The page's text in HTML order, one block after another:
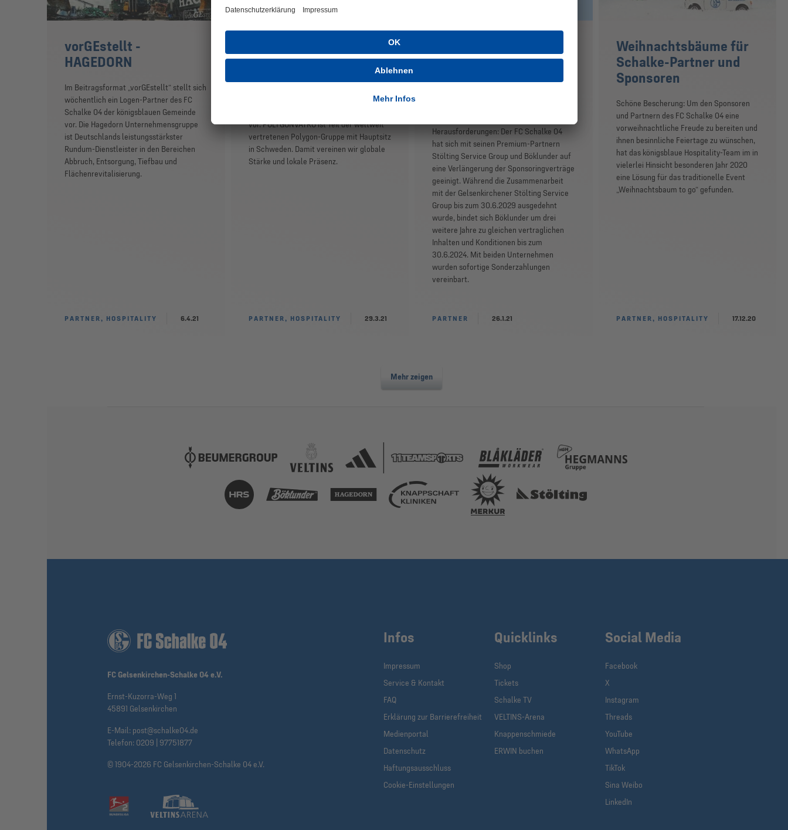
vorGEstellt -
HAGEDORN
Im Beitragsformat „vorGEstellt“ stellt sich
wöchentlich ein Logen-Partner des FC
Schalke 04 der königsblauen Gemeinde
vor. Die Hagedorn Unternehmensgruppe
ist Deutschlands leistungsstärkster
Rundum-Dienstleister in den Bereichen
Abbruch, Entsorgung, Tiefbau und
Flächenrevitalisierung.
PARTNER, HOSPITALITY 6.4.21
POLYGONVATRO GmbH
wöchentlich ein Logen-Partner des FC
vor. POLYGONVATRO ist Teil der weltweit
vertretenen Polygon-Gruppe mit Hauptsitz
in Schweden. Damit vereinen wir globale
Stärke und lokale Präsenz.
PARTNER, HOSPITALITY 29.3.21
Verträge mit Stölting
Herausforderungen: Der FC Schalke 04
hat sich mit seinen Premium-Partnern
Stölting Service Group und Böklunder auf
eine Verlängerung der Sponsoringverträge
geeinigt. Während die Zusammenarbeit
mit der Gelsenkirchener Stölting Service
Group bis zum 30.6.2029 ausgedehnt
wurde, bindet sich Böklunder um drei
weitere Jahre zu gleichen vertraglichen
Inhalten und Konditionen bis zum
30.6.2024. Mit beiden Unternehmen
wurden sofortige Sonderzahlungen
vereinbart.
PARTNER 26.1.21
Weihnachtsbäume für
Schalke-Partner und
Sponsoren
Schöne Bescherung: Um den Sponsoren
und Partnern des FC Schalke 04 eine
vorweihnachtliche Freude zu bereiten und
ihnen besinnliche Feiertage zu wünschen,
hat das königsblaue Hospitality-Team im in
vielerlei Hinsicht besonderen Jahr 2020
eine Lösung für das traditionelle Event
„Weihnachtsbaum to go“ gefunden.
PARTNER, HOSPITALITY 17.12.20
Mehr zeigen
FC Gelsenkirchen-Schalke 04 e.V.
Ernst-Kuzorra-Weg 1
45891 Gelsenkirchen
E-Mail: post@schalke04.de
Telefon: 0209 | 97751877
© 1904-2026 FC Gelsenkirchen-Schalke 04 e.V.
Infos
Impressum
Service & Kontakt
FAQ
Erklärung zur Barrierefreiheit
Medienportal
Datenschutz
Haftungsausschluss
Cookie-Einstellungen
Quicklinks
Shop
Tickets
Schalke TV
VELTINS-Arena
Knappenschmiede
ERWIN buchen
Social Media
Facebook
X
Instagram
Threads
YouTube
WhatsApp
TikTok
Sina Weibo
LinkedIn